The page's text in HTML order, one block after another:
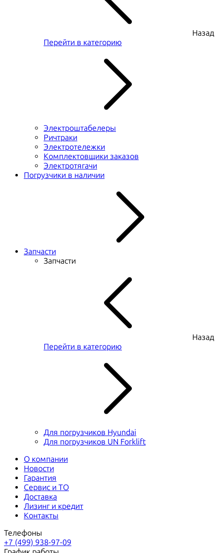
Назад
Перейти в категорию
Электроштабелеры
Ричтраки
Электротележки
Комплектовщики заказов
Электротягачи
Погрузчики в наличии
Запчасти
Запчасти
Назад
Перейти в категорию
Для погрузчиков Hyundai
Для погрузчиков UN Forklift
О компании
Новости
Гарантия
Сервис и ТО
Доставка
Лизинг и кредит
Контакты
Телефоны
+7 (499) 938-97-09